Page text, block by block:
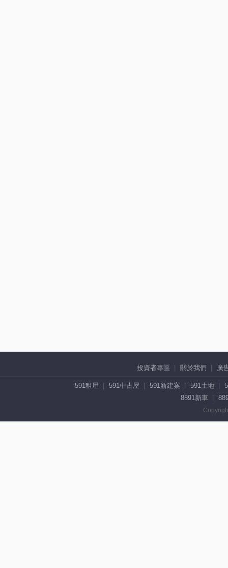
投資者專區 關於我們 廣
591租屋 591中古屋 591新建案 591土地
8891新車